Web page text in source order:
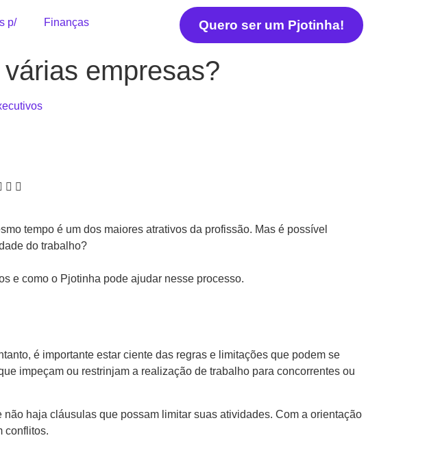
p/ Finanças Quero ser um Pjotinha!
empresas?
tempo é um dos maiores atrativos da profissão. Mas é possível
do trabalho?
e como o Pjotinha pode ajudar nesse processo.
é importante estar ciente das regras e limitações que podem se
impeçam ou restrinjam a realização de trabalho para concorrentes ou
haja cláusulas que possam limitar suas atividades. Com a orientação
conflitos.